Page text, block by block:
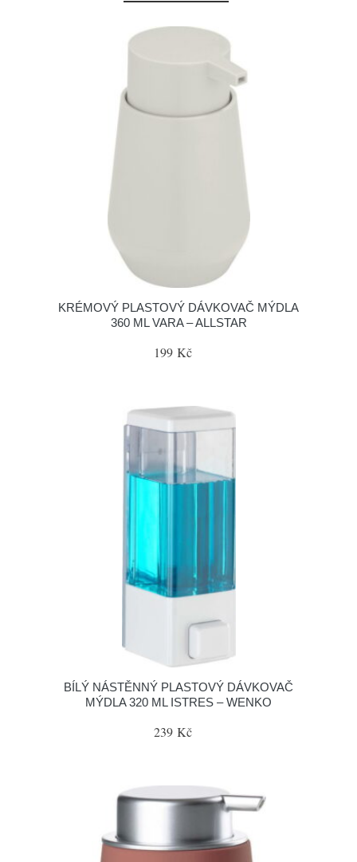
KRÉMOVÝ PLASTOVÝ DÁVKOVAČ MÝDLA
360 ML VARA – ALLSTAR
199 Kč
BÍLÝ NÁSTĚNNÝ PLASTOVÝ DÁVKOVAČ
MÝDLA 320 ML ISTRES – WENKO
239 Kč